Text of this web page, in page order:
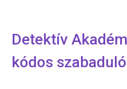
Detektív
kódos